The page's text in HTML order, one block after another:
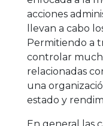
acciones
llevan a cabo
Permitiendo a
controlar
relacionadas
una
estado y